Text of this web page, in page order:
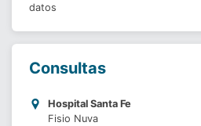
datos
Consultas
Hospital Santa Fe
Fisio Nuva